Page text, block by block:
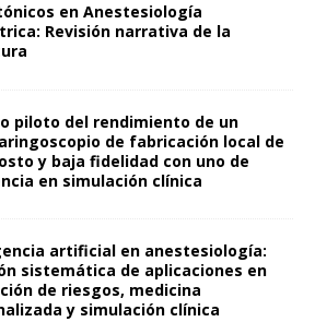
en Anestesiología
Revisión narrativa de la
piloto del rendimiento de un
de fabricación local de
y baja fidelidad con uno de
en simulación clínica
artificial en anestesiología:
sistemática de aplicaciones en
de riesgos, medicina
y simulación clínica